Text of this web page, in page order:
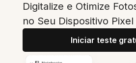
Digitalize e Otimize
no Seu Dispositivo Pixel
Iniciar teste